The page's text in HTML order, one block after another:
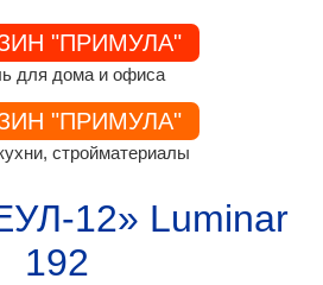
"ПРИМУЛА"
для дома и офиса
"ПРИМУЛА"
стройматериалы
12» Luminar
192